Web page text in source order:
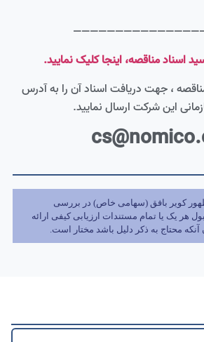
اسناد مناقصه، اینجا کلیک نمایید.
، جهت دریافت اسناد آن را به آدرس
این شرکت ارسال نمایید.
کویر بافق (سهامی خاص) در بررسی
هر یک یا تمام مستندات ارزیابی کیفی ارائه
محتاج به ذکر دلیل باشد مختار است.